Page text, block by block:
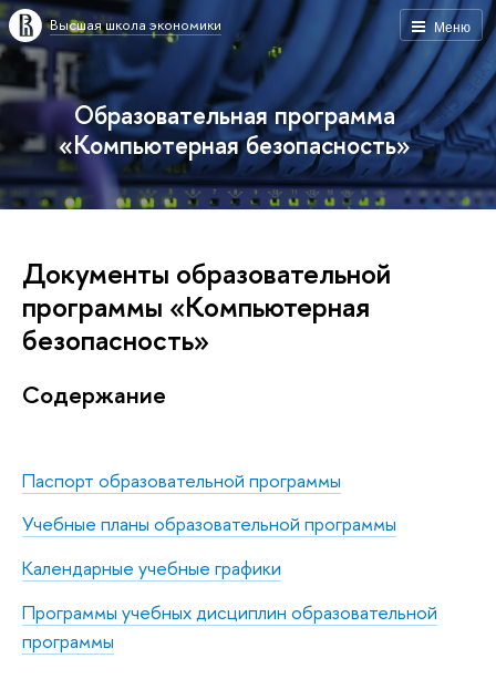
Меню
Высшая школа экономики
Образовательная программа
«Компьютерная безопасность»
Документы образовательной
программы «Компьютерная
безопасность»
Содержание
Паспорт образовательной программы
Учебные планы образовательной программы
Календарные учебные графики
Программы учебных дисциплин образовательной
программы